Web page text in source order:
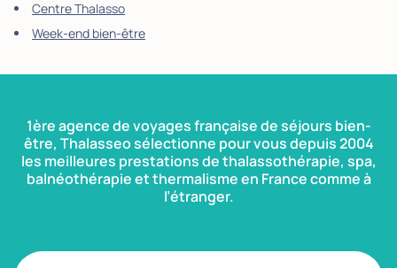
Centre Thalasso
Week-end bien-être
1ère agence de voyages française de séjours bien-
être, Thalasseo sélectionne pour vous depuis 2004
les meilleures prestations de thalassothérapie, spa,
balnéothérapie et thermalisme en France comme à
l’étranger.